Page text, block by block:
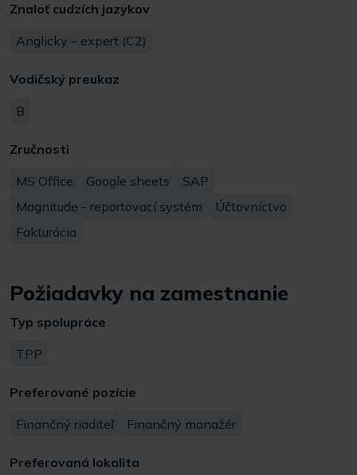
Znaloť cudzích jazykov
Anglicky – expert (C2)
Vodičský preukaz
B
Zručnosti
MS Office
Google sheets
SAP
Magnitude - reportovací systém
Účtovníctvo
Fakturácia
Požiadavky na zamestnanie
Typ spolupráce
TPP
Preferované pozície
Finančný riaditeľ
Finančný manažér
Preferovaná lokalita